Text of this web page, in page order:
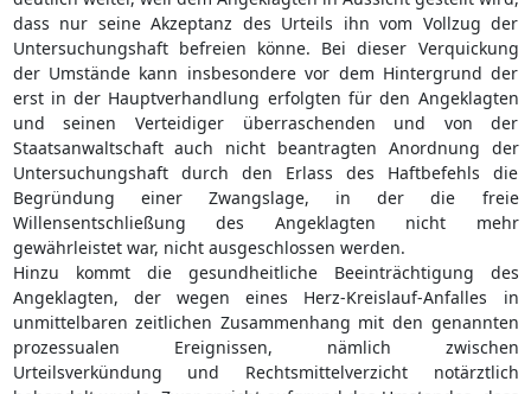
dass nur seine Akzeptanz des Urteils ihn vom Vollzug der
Untersuchungshaft befreien könne. Bei dieser Verquickung
der Umstände kann insbesondere vor dem Hintergrund der
erst in der Hauptverhandlung erfolgten für den Angeklagten
und seinen Verteidiger überraschenden und von der
Staatsanwaltschaft auch nicht beantragten Anordnung der
Untersuchungshaft durch den Erlass des Haftbefehls die
Begründung einer Zwangslage, in der die freie
Willensentschließung des Angeklagten nicht mehr
gewährleistet war, nicht ausgeschlossen werden.
Hinzu kommt die gesundheitliche Beeinträchtigung des
Angeklagten, der wegen eines Herz-Kreislauf-Anfalles in
unmittelbaren zeitlichen Zusammenhang mit den genannten
prozessualen Ereignissen, nämlich zwischen
Urteilsverkündung und Rechtsmittelverzicht notärztlich